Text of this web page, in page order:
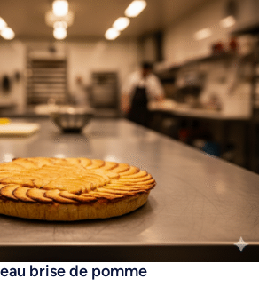
brise de pomme